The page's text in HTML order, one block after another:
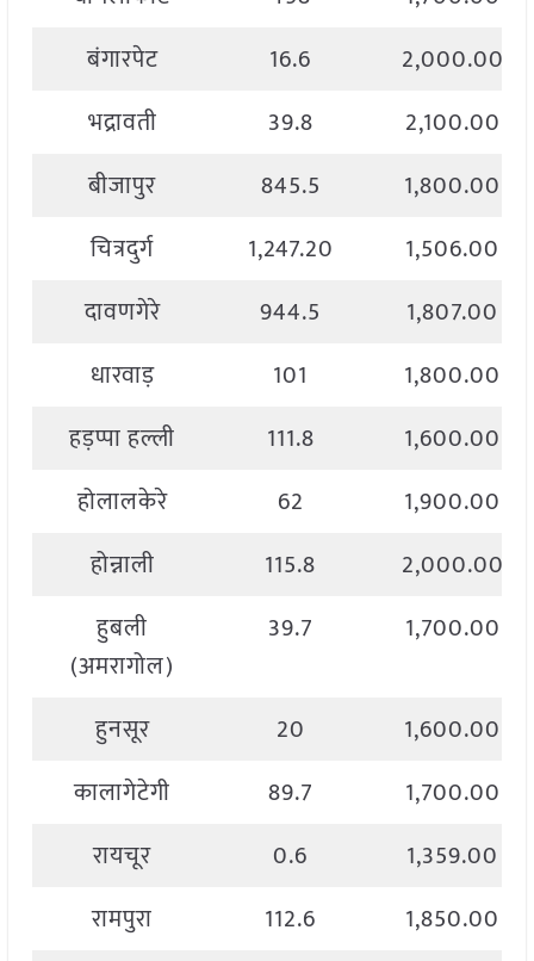
बंगारपेट
16.6
2,000.00
भद्रावती
39.8
2,100.00
बीजापुर
845.5
1,800.00
चित्रदुर्ग
1,247.20
1,506.00
दावणगेरे
944.5
1,807.00
धारवाड़
101
1,800.00
हड़प्पा हल्ली
111.8
1,600.00
होलालकेरे
62
1,900.00
होन्नाली
115.8
2,000.00
हुबली
(अमरागोल)
39.7 1,700.00
हुनसूर 20
1,600.00
कालागेटेगी
89.7
1,700.00
रायचूर
0.6
1,359.00
रामपुरा
112.6
1,850.00